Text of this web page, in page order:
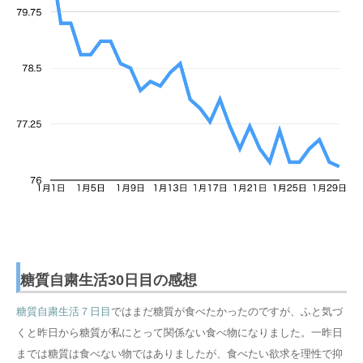
糖質自粛生活30日目の感想
糖質自粛生活７日目 ではまだ糖質が食べたかったのですが、ふと気づ
くと昨日から糖質が私にとって関係ない食べ物になりました。一昨日
までは糖質は食べない物ではありましたが、食べたい欲求を理性で抑